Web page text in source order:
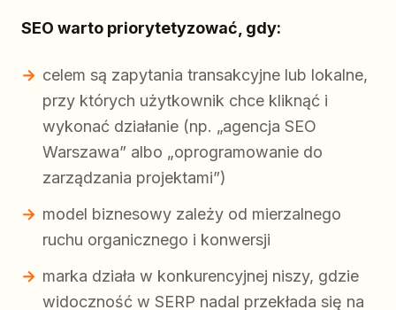
SEO warto priorytetyzować, gdy:
celem są zapytania transakcyjne lub lokalne,
przy których użytkownik chce kliknąć i
wykonać działanie (np. „agencja SEO
Warszawa” albo „oprogramowanie do
zarządzania projektami”)
model biznesowy zależy od mierzalnego
ruchu organicznego i konwersji
marka działa w konkurencyjnej niszy, gdzie
widoczność w SERP nadal przekłada się na